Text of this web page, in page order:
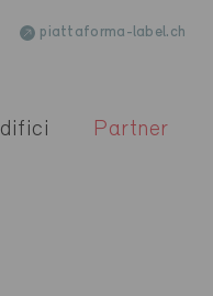
piattaforma-label.ch
Partner